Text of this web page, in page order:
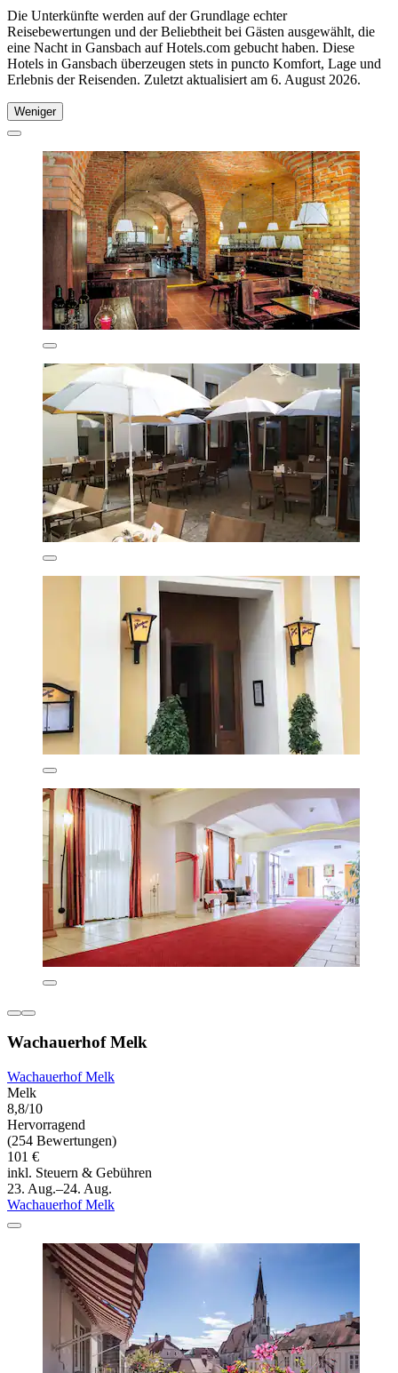
Die Unterkünfte werden auf der Grundlage echter
Reisebewertungen und der Beliebtheit bei Gästen ausgewählt, die
eine Nacht in Gansbach auf Hotels.com gebucht haben. Diese
Hotels in Gansbach überzeugen stets in puncto Komfort, Lage und
Erlebnis der Reisenden. Zuletzt aktualisiert am 6. August 2026.
Weniger
Wachauerhof Melk
Wachauerhof Melk
Melk
8,8/10
Hervorragend
(254 Bewertungen)
101 €
inkl. Steuern & Gebühren
23. Aug.–24. Aug.
Wachauerhof Melk